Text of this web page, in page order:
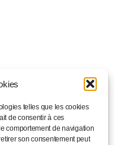
telles que les cookies
de consentir à ces
comportement de navigation
son consentement peut